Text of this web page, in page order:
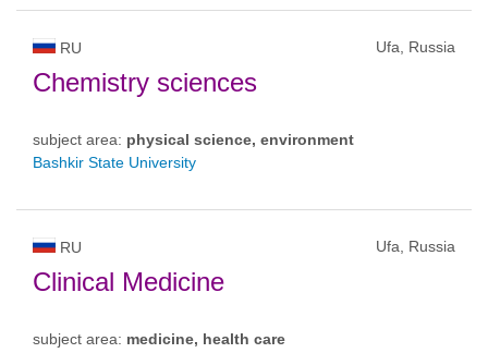
RU Ufa, Russia
Chemistry sciences
subject area: physical science, environment
Bashkir State University
RU Ufa, Russia
Clinical Medicine
subject area: medicine, health care